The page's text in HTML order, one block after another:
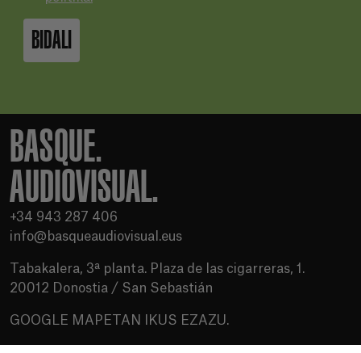
BIDALI
BASQUE.
AUDIOVISUAL.
+34 943 287 406
info@basqueaudiovisual.eus
Tabakalera, 3ª planta. Plaza de las cigarreras, 1.
20012 Donostia / San Sebastián
GOOGLE MAPETAN IKUS EZAZU.